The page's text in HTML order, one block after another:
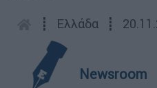
┋ Ελλάδα ┋
Newsroom